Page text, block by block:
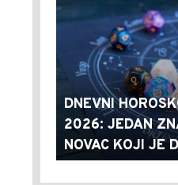
DNEVNI
2026: JEDAN
NOVAC KOJI JE